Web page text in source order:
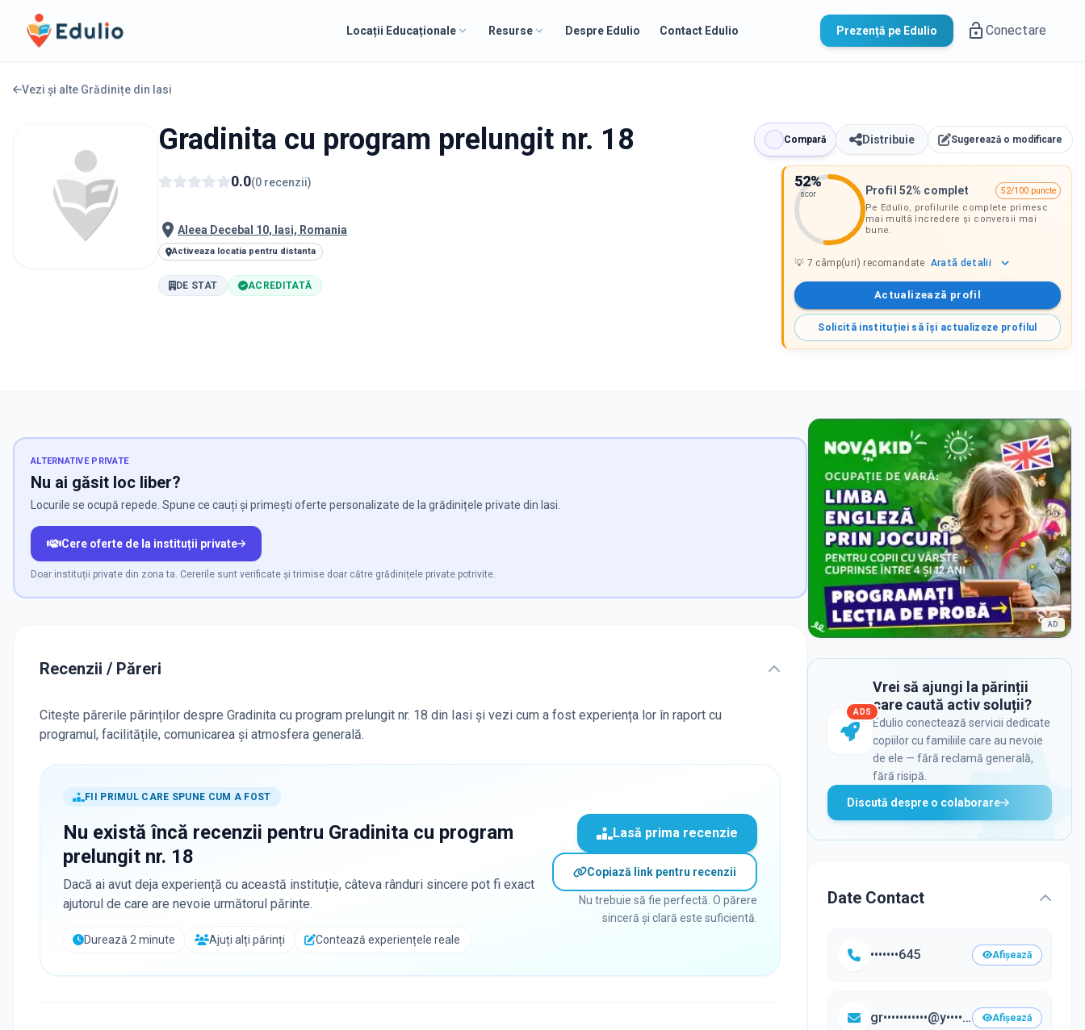
Edulio
Locații Educaționale Resurse Despre Edulio Contact Edulio Prezență pe Edulio Conectare
Vezi și alte Grădinițe din Iasi
Gradinita cu program prelungit nr. 18 Compară Distribuie Sugerează o modificare
0.0(0 recenzii)
Aleea Decebal 10, Iasi, Romania
Activeaza locatia pentru distanta
DE STAT ACREDITATĂ
52%
scor Profil 52% complet
52/100 puncte
Pe Edulio, profilurile complete primesc
mai multă încredere și conversii mai
bune.
💡 7 câmp(uri) recomandate Arată detalii
Actualizează profil
Solicită instituției să își actualizeze profilul
ALTERNATIVE PRIVATE
Nu ai găsit loc liber?
Locurile se ocupă repede. Spune ce cauți și primești oferte personalizate de la grădinițele private din Iasi.
Cere oferte de la instituții private
Doar instituții private din zona ta. Cererile sunt verificate și trimise doar către grădinițele private potrivite.
Recenzii / Păreri
Citește părerile părinților despre Gradinita cu program prelungit nr. 18 din Iasi și vezi cum a fost experiența lor în raport cu
programul, facilitățile, comunicarea și atmosfera generală.
FII PRIMUL CARE SPUNE CUM A FOST
Nu există încă recenzii pentru Gradinita cu program
prelungit nr. 18
Dacă ai avut deja experiență cu această instituție, câteva rânduri sincere pot fi exact
ajutorul de care are nevoie următorul părinte.
Durează 2 minute Ajuți alți părinți Contează experiențele reale
Lasă prima recenzie
Copiază link pentru recenzii
Nu trebuie să fie perfectă. O părere
sinceră și clară este suficientă.
AD
ADS
Vrei să ajungi la părinții
care caută activ soluții?
Edulio conectează servicii dedicate
copiilor cu familiile care au nevoie
de ele — fără reclamă generală,
fără risipă.
Discută despre o colaborare
Date Contact
•••••••645 Afișează
gr•••••••••••@y••••.comAfișează